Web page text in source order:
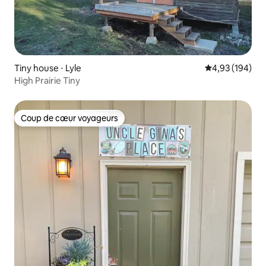
Tiny house ⋅ Lyle Évaluation
4,93 (194)
High Prairie Tiny
Coup de cœur voyageurs
Coup de cœur voyageurs